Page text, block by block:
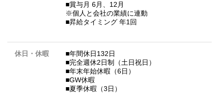
■賞与⽉ 6⽉、12⽉
※個⼈と会社の業績に連動
■昇給タイミング 年1回
休日・休暇
■年間休日132日
■完全週休2日制（土日祝日）
■年末年始休暇（6日）
■GW休暇
■夏季休暇（3日）